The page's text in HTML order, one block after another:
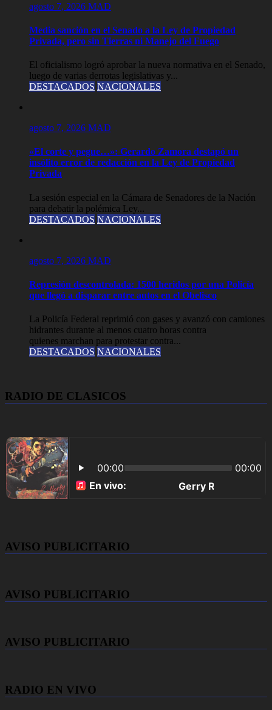
agosto 7, 2026 MAD
Media sanción en el Senado a la Ley de Propiedad
Privada, pero sin Tierras ni Manejo del Fuego
El oficialismo logró aprobar la nueva normativa en el Senado,
luego de varias derrotas legislativas y...
DESTACADOS NACIONALES
agosto 7, 2026 MAD
«El corte y pegue…»: Gerardo Zamora destapó un
insólito error de redacción en la Ley de Propiedad
Privada
La sesión especial en la Cámara de Senadores de la Nación
para debatir la polémica Ley...
DESTACADOS NACIONALES
agosto 7, 2026 MAD
Represión descontrolada: 1500 heridos por una Policía
que llegó a disparar entre autos en el Obelisco
La Policía Federal reprimió con gases y avanzó con camiones
hidrantes durante al menos cuatro horas contra
quienes marchan para protestar contra...
DESTACADOS NACIONALES
RADIO DE CLASICOS
AVISO PUBLICITARIO
AVISO PUBLICITARIO
AVISO PUBLICITARIO
RADIO EN VIVO